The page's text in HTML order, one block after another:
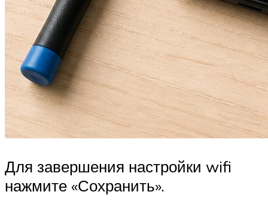
Для завершения настройки wifi
нажмите «Сохранить».